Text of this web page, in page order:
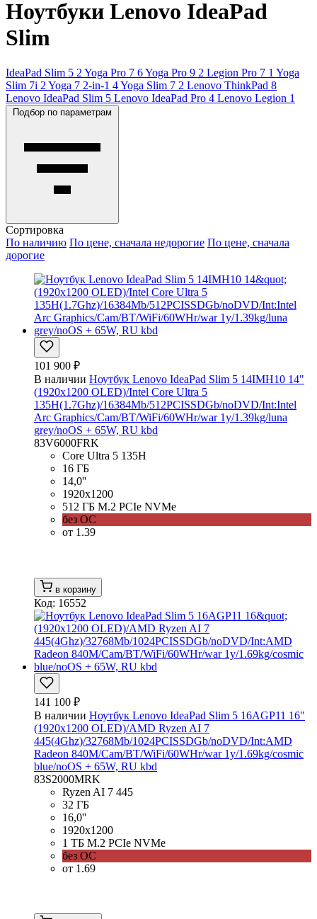
Ноутбуки Lenovo IdeaPad
Slim
IdeaPad Slim 5 2 Yoga Pro 7 6Yoga Pro 9 2 Legion Pro 7 1 Yoga
Slim 7i 2 Yoga 7 2-in-1 4Yoga Slim 7 2 Lenovo ThinkPad 8
Lenovo IdeaPad Slim 5 Lenovo IdeaPad Pro 4 Lenovo Legion 1
Подбор по параметрам
Сортировка
По наличию По цене, сначала недорогие По цене, сначала
дорогие
101 900 ₽
В наличии Ноутбук Lenovo IdeaPad Slim 5 14IMH10 14"
(1920x1200 OLED)/Intel Core Ultra 5
135H(1.7Ghz)/16384Mb/512PCISSDGb/noDVD/Int:Intel
Arc Graphics/Cam/BT/WiFi/60WHr/war 1y/1.39kg/luna
grey/noOS + 65W, RU kbd
83V6000FRK
Core Ultra 5 135H
16 ГБ
14,0''
1920x1200
512 ГБ M.2 PCIe NVMe
без ОС
от 1.39
в корзину
Код: 16552
141 100 ₽
В наличии Ноутбук Lenovo IdeaPad Slim 5 16AGP11 16"
(1920x1200 OLED)/AMD Ryzen AI 7
445(4Ghz)/32768Mb/1024PCISSDGb/noDVD/Int:AMD
Radeon 840M/Cam/BT/WiFi/60WHr/war 1y/1.69kg/cosmic
blue/noOS + 65W, RU kbd
83S2000MRK
Ryzen AI 7 445
32 ГБ
16,0''
1920x1200
1 ТБ M.2 PCIe NVMe
без ОС
от 1.69